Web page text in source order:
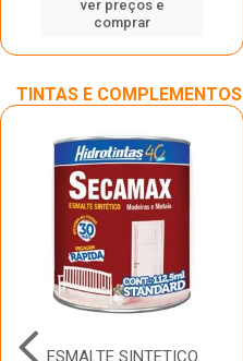
ver preços e
comprar
TINTAS E COMPLEMENTOS
ESMALTE SINTETICO